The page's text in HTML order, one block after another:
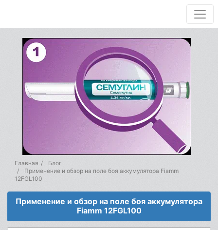
Главная
Блог
Применение и обзор на поле боя аккумулятора Fiamm
12FGL100
Применение и обзор на поле боя аккумулятора
Fiamm 12FGL100